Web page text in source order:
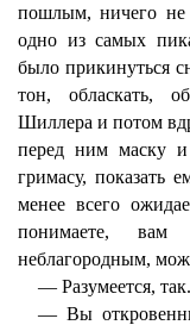
пошлым, ничего не
одно из самых
было прикинуться
тон, обласкать,
Шиллера и потом
перед ним маску и
гримасу, показать
менее всего
понимаете, вам
неблагородным,
— Разумеется, так.
— Вы